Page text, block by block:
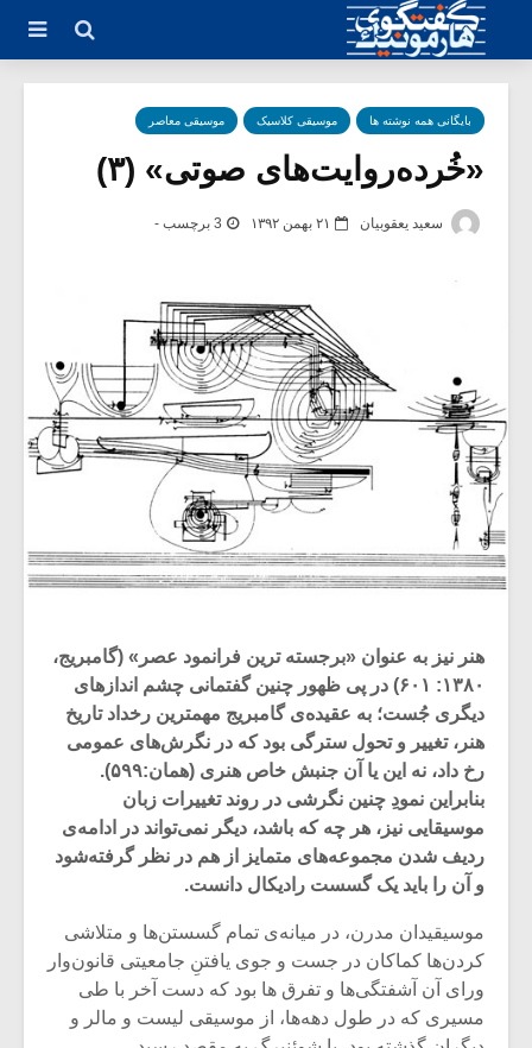
بایگانی همه نوشته ها موسیقی کلاسیک موسیقی معاصر
«خُرده‌روایت‌های صوتی» (۳)
سعید یعقوبیان ۲۱ بهمن ۱۳۹۲ 3 برچسب -
هنر نیز به عنوان «برجسته ترین فرانمود عصر» (گامبریج،
۱۳۸۰: ۶۰۱) در پی ظهور چنین گفتمانی چشم اندازهای
دیگری جُست؛ به عقیده‌ی گامبریج مهمترین رخداد تاریخ
هنر، تغییر و تحول سترگی بود که در نگرش‌های عمومی
رخ داد، نه این یا آن جنبش خاص هنری (همان:۵۹۹).
بنابراین نمودِ چنین نگرشی در روند تغییرات زبان
موسیقایی نیز، هر چه که باشد، دیگر نمی‌تواند در ادامه‌ی
ردیف شدن مجموعه‌های متمایز از هم در نظر گرفته‌شود
و آن را باید یک گسست رادیکال دانست.
موسیقیدان مدرن، در میانه‌ی تمام گسستن‌ها و متلاشی
کردن‌ها کماکان در جست و جوی یافتنِ جامعیتی قانون‌وار
ورای آن آشفتگی‌ها و تفرق ها بود که دست آخر با طی
مسیری که در طول دهه‌ها، از موسیقی لیست و مالر و